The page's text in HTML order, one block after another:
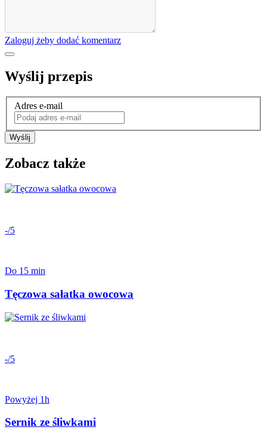
Zaloguj żeby dodać komentarz
Wyślij przepis
Adres e-mail
Wyślij
Zobacz także
-/5
Do 15 min
Tęczowa sałatka owocowa
-/5
Powyżej 1h
Sernik ze śliwkami